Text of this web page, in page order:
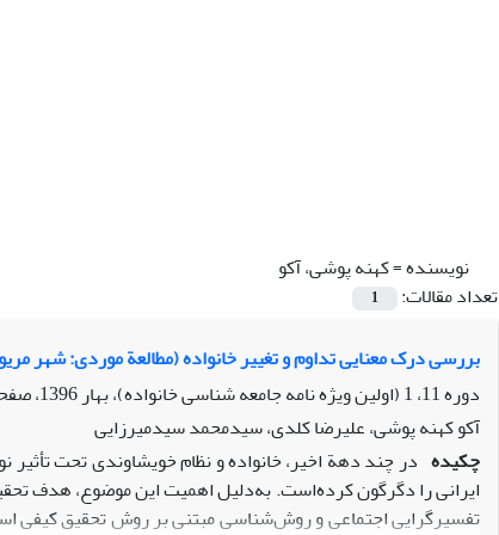
نویسنده =کهنه پوشی، آکو
تعداد مقالات:
1
بررسی درک معنایی تداوم و تغییر خانواده (مطالعة موردی: شهر
دوره 11، 1 (اولین ویژه نامه جامعه شناسی خانواده)، بهار 1396، صفحه
آکو کهنه پوشی، علیرضا کلدی، سیدمحمد سیدمیرزایی
چکیده در چند دهة اخیر، خانواده و نظام خویشاوندی تحت
ایرانی را دگرگون کرده‌است. به‌دلیل اهمیت این موضوع، هدف
تفسیرگرایی اجتماعی و روش‌شناسی مبتنی بر روش تحقیق کیفی